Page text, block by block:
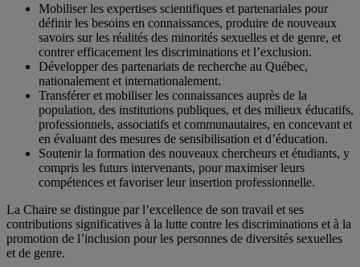
Mobiliser les expertises scientifiques et partenariales pour
définir les besoins en connaissances, produire de nouveaux
savoirs sur les réalités des minorités sexuelles et de genre, et
contrer efficacement les discriminations et l’exclusion.
Développer des partenariats de recherche au Québec,
nationalement et internationalement.
Transférer et mobiliser les connaissances auprès de la
population, des institutions publiques, et des milieux éducatifs,
professionnels, associatifs et communautaires, en concevant et
en évaluant des mesures de sensibilisation et d’éducation.
Soutenir la formation des nouveaux chercheurs et étudiants, y
compris les futurs intervenants, pour maximiser leurs
compétences et favoriser leur insertion professionnelle.
La Chaire se distingue par l’excellence de son travail et ses
contributions significatives à la lutte contre les discriminations et à la
promotion de l’inclusion pour les personnes de diversités sexuelles
et de genre.